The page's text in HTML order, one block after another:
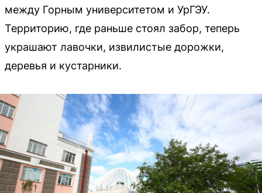
между Горным университетом и УрГЭУ.
Территорию, где раньше стоял забор, теперь
украшают лавочки, извилистые дорожки,
деревья и кустарники.